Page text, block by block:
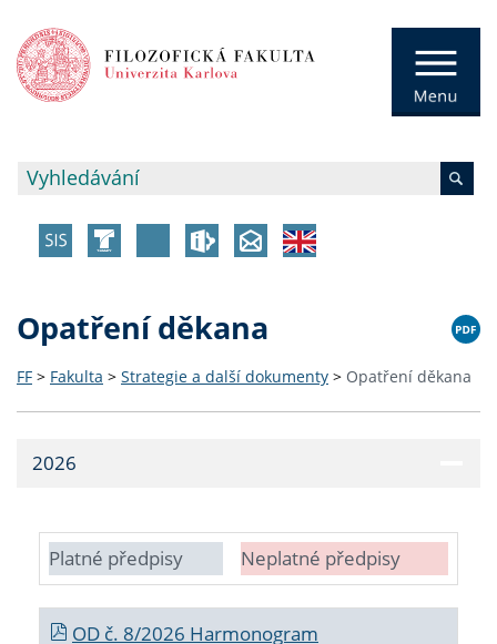
Opatření děkana
FF > Fakulta > Strategie a další dokumenty > Opatření děkana
2026
Platné předpisy Neplatné předpisy
OD č. 8/2026 Harmonogram